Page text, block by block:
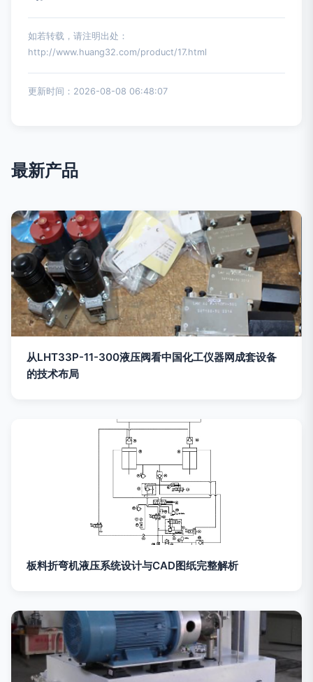
如若转载，请注明出处：
http://www.huang32.com/product/17.html
更新时间：2026-08-08 06:48:07
最新产品
从LHT33P-11-300液压阀看中国化工仪器网成套设备
的技术布局
板料折弯机液压系统设计与CAD图纸完整解析